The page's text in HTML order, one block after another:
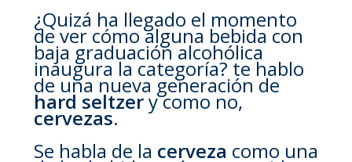
¿Quizá ha llegado el momento
de ver cómo alguna bebida con
baja graduación alcohólica
inaugura la categoría? te hablo
de una nueva generación de
hard seltzery como no,
cervezas.
Se habla de la cerveza como una